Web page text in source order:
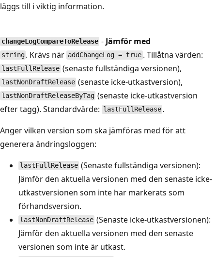
läggs till i viktig information.
changeLogCompareToRelease - Jämför med
string . Krävs när addChangeLog = true . Tillåtna värden:
lastFullRelease (senaste fullständiga versionen),
lastNonDraftRelease (senaste icke-utkastversion),
lastNonDraftReleaseByTag (senaste icke-utkastversion
efter tagg). Standardvärde: lastFullRelease .
Anger vilken version som ska jämföras med för att
generera ändringsloggen:
lastFullRelease (Senaste fullständiga versionen):
Jämför den aktuella versionen med den senaste icke-
utkastversionen som inte har markerats som
förhandsversion.
lastNonDraftRelease (Senaste icke-utkastversionen):
Jämför den aktuella versionen med den senaste
versionen som inte är utkast.